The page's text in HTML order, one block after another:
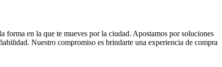
forma en la que te mueves por la ciudad. Apostamos por soluciones
Nuestro compromiso es brindarte una experiencia de compra